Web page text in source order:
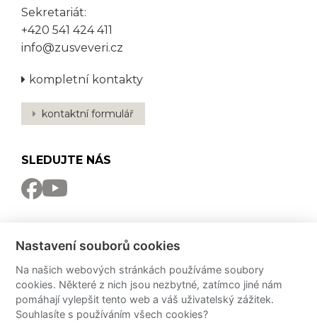
Sekretariát:
+420 541 424 411
info@zusveveri.cz
kompletní kontakty
kontaktní formulář
SLEDUJTE NÁS
PRO MÉDIA
Nastavení souborů cookies
Na našich webových stránkách používáme soubory
cookies. Některé z nich jsou nezbytné, zatímco jiné nám
pomáhají vylepšit tento web a váš uživatelský zážitek.
Souhlasíte s používáním všech cookies?